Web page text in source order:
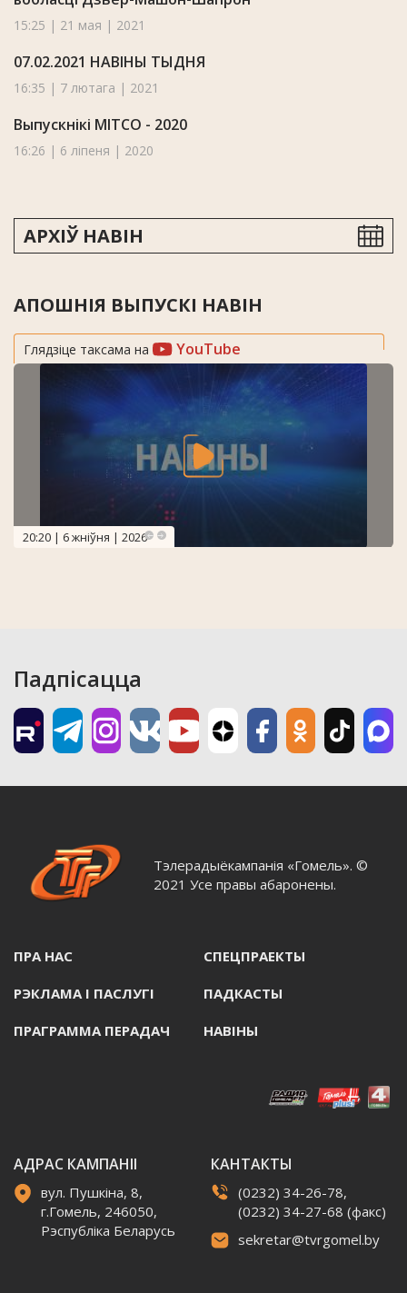
15:25 | 21 мая | 2021
07.02.2021 НАВІНЫ ТЫДНЯ
16:35 | 7 лютага | 2021
Выпускнікі МІТСО - 2020
16:26 | 6 ліпеня | 2020
АРХІЎ НАВІН
АПОШНІЯ ВЫПУСКІ НАВІН
Глядзіце таксама на YouTube
20:20 | 6 жніўня | 2026
Падпісацца
Тэлерадыёкампанія «Гомель». ©
2021 Усе правы абаронены.
ПРА НАС СПЕЦПРАЕКТЫ
РЭКЛАМА I ПАСЛУГI ПАДКАСТЫ
ПРАГРАММА ПЕРАДАЧ НАВIНЫ
АДРАС КАМПАНІІ
вул. Пушкіна, 8,
г.Гомель, 246050,
Рэспубліка Беларусь
КАНТАКТЫ
(0232) 34-26-78,
(0232) 34-27-68 (факс)
sekretar@tvrgomel.by